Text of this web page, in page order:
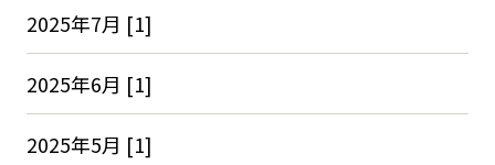
2025年7月 [1]
2025年6月 [1]
2025年5月 [1]